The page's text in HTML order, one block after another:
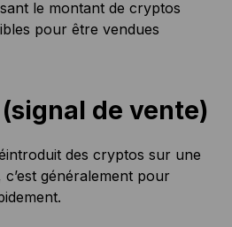
le montant de cryptos
pour être vendues
de vente)
des cryptos sur une
c’est généralement pour